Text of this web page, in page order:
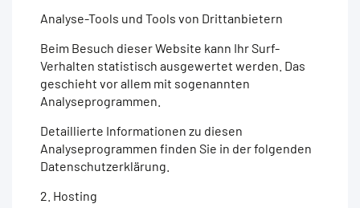
Analyse-Tools und Tools von Drittanbietern
Beim Besuch dieser Website kann Ihr Surf-
Verhalten statistisch ausgewertet werden. Das
geschieht vor allem mit sogenannten
Analyseprogrammen.
Detaillierte Informationen zu diesen
Analyseprogrammen finden Sie in der folgenden
Datenschutzerklärung.
2. Hosting